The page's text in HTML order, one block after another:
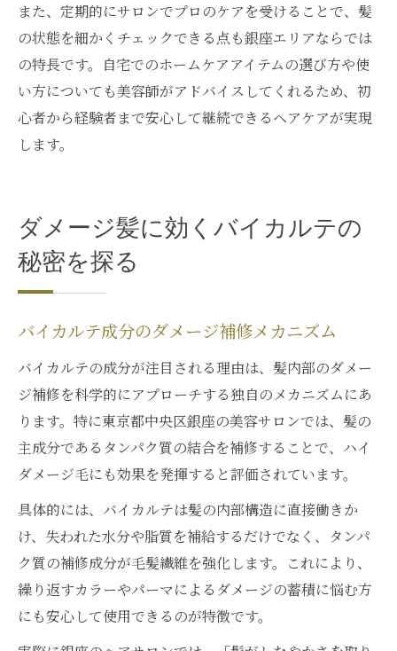
また、定期的にサロンでプロのケアを受けることで、髪
の状態を細かくチェックできる点も銀座エリアならでは
の特長です。自宅でのホームケアアイテムの選び方や使
い方についても美容師がアドバイスしてくれるため、初
心者から経験者まで安心して継続できるヘアケアが実現
します。
ダメージ髪に効くバイカルテの
秘密を探る
バイカルテ成分のダメージ補修メカニズム
バイカルテの成分が注目される理由は、髪内部のダメー
ジ補修を科学的にアプローチする独自のメカニズムにあ
ります。特に東京都中央区銀座の美容サロンでは、髪の
主成分であるタンパク質の結合を補修することで、ハイ
ダメージ毛にも効果を発揮すると評価されています。
具体的には、バイカルテは髪の内部構造に直接働きか
け、失われた水分や脂質を補給するだけでなく、タンパ
ク質の補修成分が毛髪繊維を強化します。これにより、
繰り返すカラーやパーマによるダメージの蓄積に悩む方
にも安心して使用できるのが特徴です。